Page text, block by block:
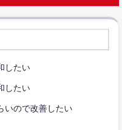
したい
したい
いので改善したい